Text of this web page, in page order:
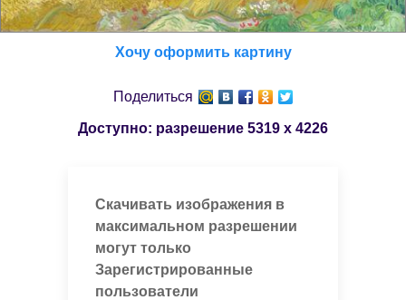
Хочу оформить картину
Поделиться
Доступно: разрешение 5319 x 4226
Скачивать изображения в
максимальном разрешении
могут только
Зарегистрированные
пользователи